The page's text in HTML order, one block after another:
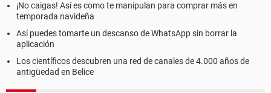
¡No caigas! Así es como te manipulan para comprar más en
temporada navideña
Así puedes tomarte un descanso de WhatsApp sin borrar la
aplicación
Los científicos descubren una red de canales de 4.000 años de
antigüedad en Belice